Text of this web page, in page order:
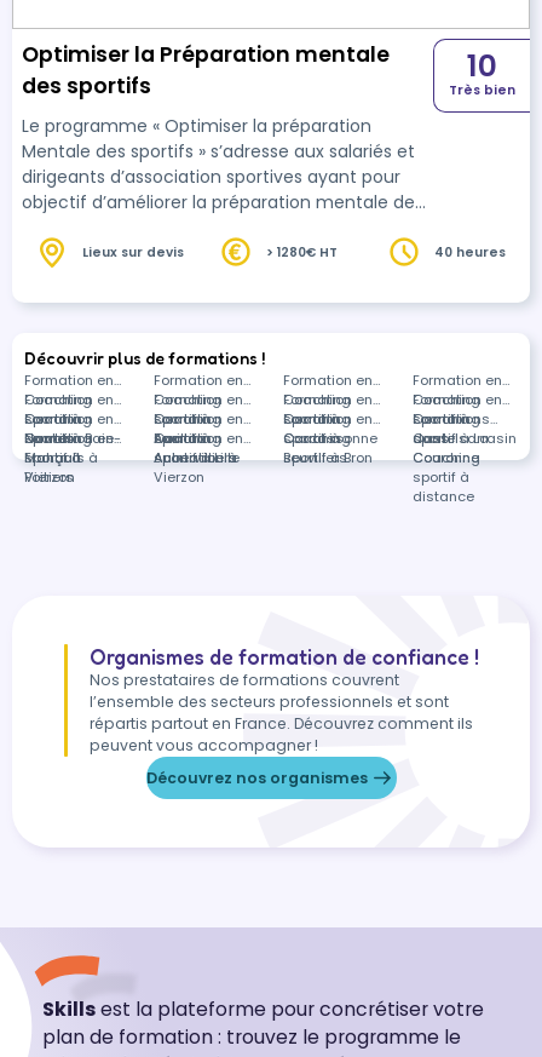
Optimiser la Préparation mentale
des sportifs
Le programme « Optimiser la préparation
Mentale des sportifs » s’adresse aux salariés et
dirigeants d’association sportives ayant pour
objectif d’améliorer la préparation mentale de
10
Très bien
Lieux sur devis > 1280€ HT 40 heures
Découvrir plus de formations !
Formation en
Coaching
sportif à
Nantes
Formation en
Coaching
sportif à
Aurillac
Formation en
Coaching
sportif à
Carcassonne
Formation en
Coaching
sportif à
Castelsarrasin
Formation en
Coaching
sportif à Baie-
Mahault
Formation en
Coaching
sportif à
Aubervilliers
Formation en
Coaching
sportif à
Beuvillers
Formation en
Coaching
sportif à La
Couronne
Formation en
Coaching
sportif à
Poitiers
Formation en
Coaching
sportif à Lille
Formation en
Coaching
sportif à Bron
Formations
dans
Coaching
sportif à
distance
Formation en
Français à
Vierzon
Formation en
Animation à
Vierzon
Organismes de formation de confiance !
Nos prestataires de formations couvrent
l’ensemble des secteurs professionnels et sont
répartis partout en France. Découvrez comment ils
peuvent vous accompagner !
Découvrez nos organismes
Skillsest la plateforme pour concrétiser votre
plan de formation : trouvez le programme le